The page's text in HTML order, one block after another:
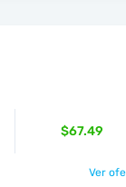
$67.49
Ver